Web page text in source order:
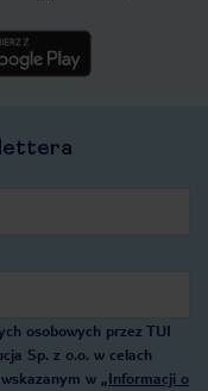
osobowych przez TUI
Sp. z o.o. w celach
w „Informacji o